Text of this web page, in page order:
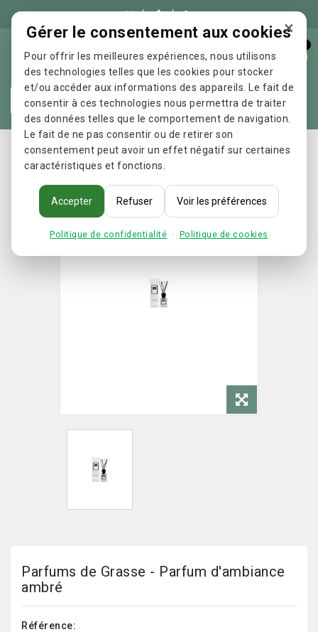
×
Gérer le consentement aux cookies
Pour offrir les meilleures expériences, nous utilisons
des technologies telles que les cookies pour stocker
et/ou accéder aux informations des appareils. Le fait de
consentir à ces technologies nous permettra de traiter
des données telles que le comportement de navigation.
Le fait de ne pas consentir ou de retirer son
consentement peut avoir un effet négatif sur certaines
caractéristiques et fonctions.
Accepter Refuser Voir les préférences
Politique de confidentialité · Politique de cookies

Accueil Parfums de Grasse - Parfum d'ambiance ambré
Parfums de Grasse - Parfum d'ambiance
ambré
Référence: